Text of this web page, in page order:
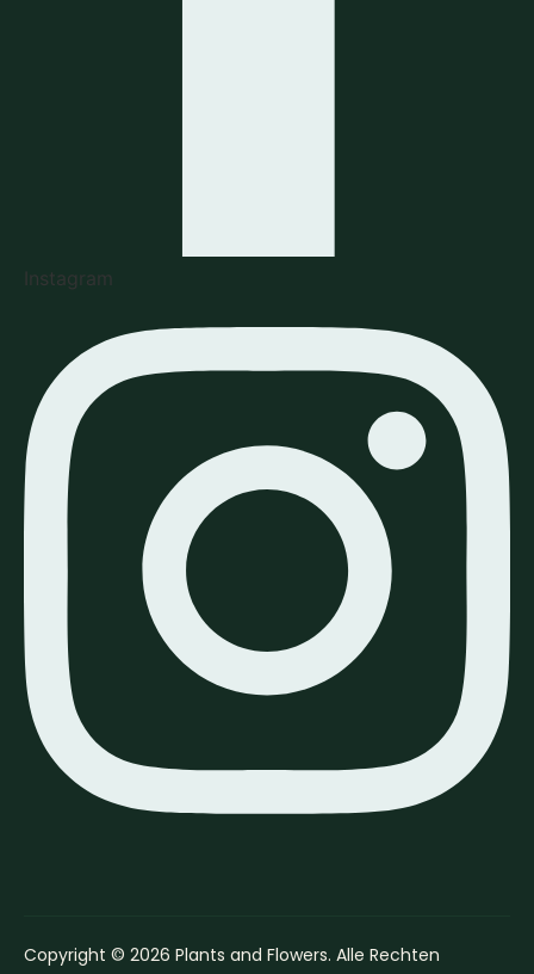
Instagram
Copyright © 2026 Plants and Flowers. Alle Rechten